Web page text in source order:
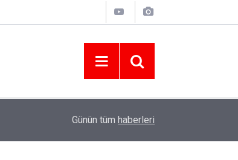
YENİ PARTİ ALTINORDU’DA KURUCU
Günün tüm haberleri